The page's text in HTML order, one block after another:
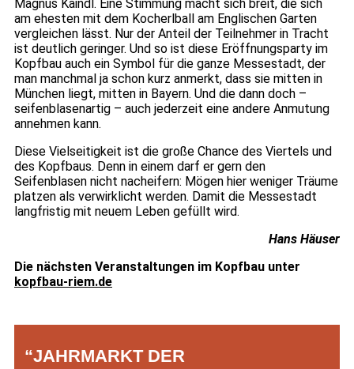
Magnus Kaindl. Eine Stimmung macht sich breit, die sich
am ehesten mit dem Kocherlball am Englischen Garten
vergleichen lässt. Nur der Anteil der Teilnehmer in Tracht
ist deutlich geringer. Und so ist diese Eröffnungsparty im
Kopfbau auch ein Symbol für die ganze Messestadt, der
man manchmal ja schon kurz anmerkt, dass sie mitten in
München liegt, mitten in Bayern. Und die dann doch –
seifenblasenartig – auch jederzeit eine andere Anmutung
annehmen kann.
Diese Vielseitigkeit ist die große Chance des Viertels und
des Kopfbaus. Denn in einem darf er gern den
Seifenblasen nicht nacheifern: Mögen hier weniger Träume
platzen als verwirklicht werden. Damit die Messestadt
langfristig mit neuem Leben gefüllt wird.
Hans Häuser
Die nächsten Veranstaltungen im Kopfbau unter
kopfbau-riem.de
“JAHRMARKT DER